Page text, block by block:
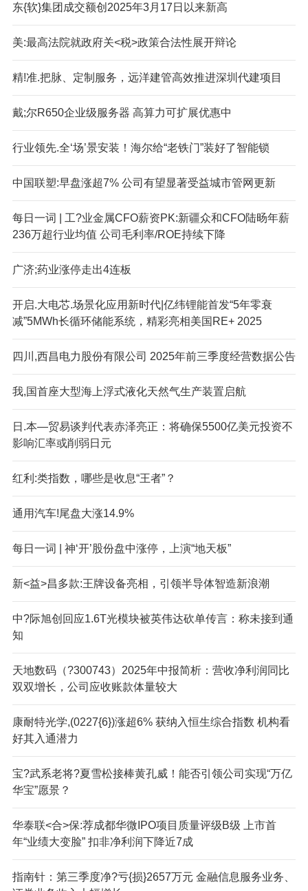
东{软}集团成交额创2025年3月17日以来新高
美:最高法院就政府关<税>政策合法性展开辩论
精!准.把脉、定制服务，远洋建管高效推进深圳代建项目
戴;尔R650企业级服务器 高算力可扩展优惠中
行业领先.全‘场’景安装！海尔给“老铁门”装好了智能锁
中国联塑:早盘涨超7% 公司有望显著受益城市管网更新
每日一词 | 工?业金属CFO薪资PK:新疆众和CFO陆旸年薪
236万超行业均值 公司毛利率/ROE持续下降
广济;药业涨停走出4连板
开启.大电芯.场景化应用新时代|亿纬锂能首发“5年零衰
减”5MWh长循环储能系统，精彩亮相美国RE+ 2025
四川,西昌电力股份有限公司 2025年前三季度经营数据公告
我,国首座大型海上浮式液化天然气生产装置启航
日.本—贸易谈判代表赤泽亮正：将确保5500亿美元投资不
影响汇率或削弱日元
红利:类指数，哪些是收息“王者”？
通用汽车!尾盘大涨14.9%
每日一词 | 神‘开’股份盘中涨停，上演“地天板”
新<益>昌多款:王牌设备亮相，引领半导体智造新浪潮
中?际旭创回应1.6T光模块被英伟达砍单传言：称未接到通
知
天地数码（?300743）2025年中报简析：营收净利润同比
双双增长，公司应收账款体量较大
康耐特光学,(0227{6})涨超6% 获纳入恒生综合指数 机构看
好其入通潜力
宝?武系老将?夏雪松接棒黄孔威！能否引领公司实现“万亿
华宝”愿景？
华泰联<合>保:荐成都华微IPO项目质量评级B级 上市首
年“业绩大变脸” 扣非净利润下降近7成
指南针：第三季度净?亏{损}2657万元 金融信息服务业务、